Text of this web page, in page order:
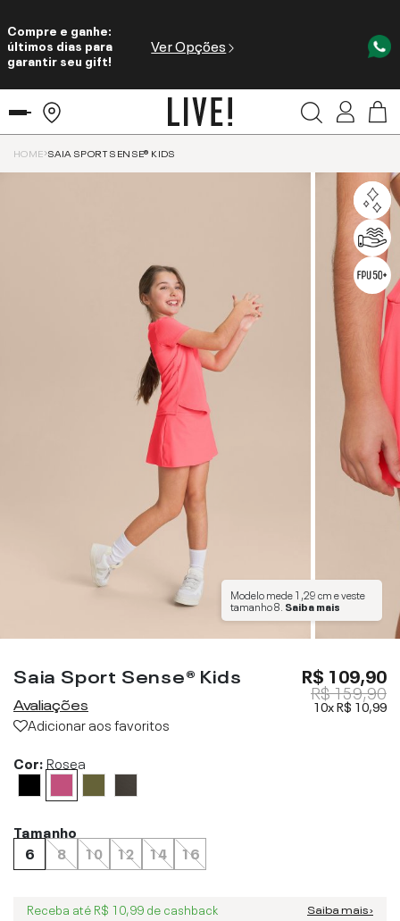
Compre e ganhe:
últimos dias para
garantir seu gift!
Ver Opções
HOME SAIA SPORT SENSE® KIDS
Modelo mede1,29 cme veste
tamanho8 Saiba mais
Saia Sport Sense® Kids
Avaliações
Adicionar aos favoritos
R$ 109,90
R$ 159,90
10xR$ 10,99
Cor:Rosea
Tamanho
6
8 10 12 14 16
Receba até R$ 10,99 de cashback Saiba mais ›